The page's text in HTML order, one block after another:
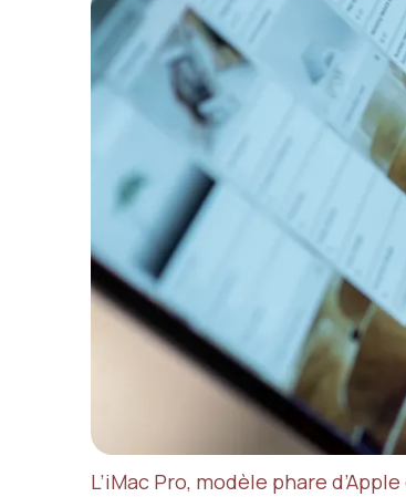
L’iMac Pro, modèle phare